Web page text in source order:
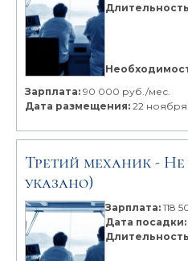
Зарплата: 90 000 руб./мес.
Дата размещения: 22
Третий механик - Не
указано)
Зарплата: 118
Дата посадки: